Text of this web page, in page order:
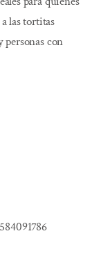
las tortitas
personas con